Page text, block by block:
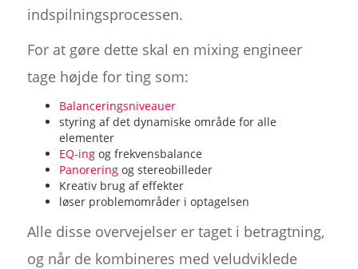
indspilningsprocessen.
For at gøre dette skal en mixing engineer
tage højde for ting som:
Balanceringsniveauer
styring af det dynamiske område for alle
elementer
EQ-ingog frekvensbalance
Panoreringog stereobilleder
Kreativ brug af effekter
løser problemområder i optagelsen
Alle disse overvejelser er taget i betragtning,
og når de kombineres med veludviklede